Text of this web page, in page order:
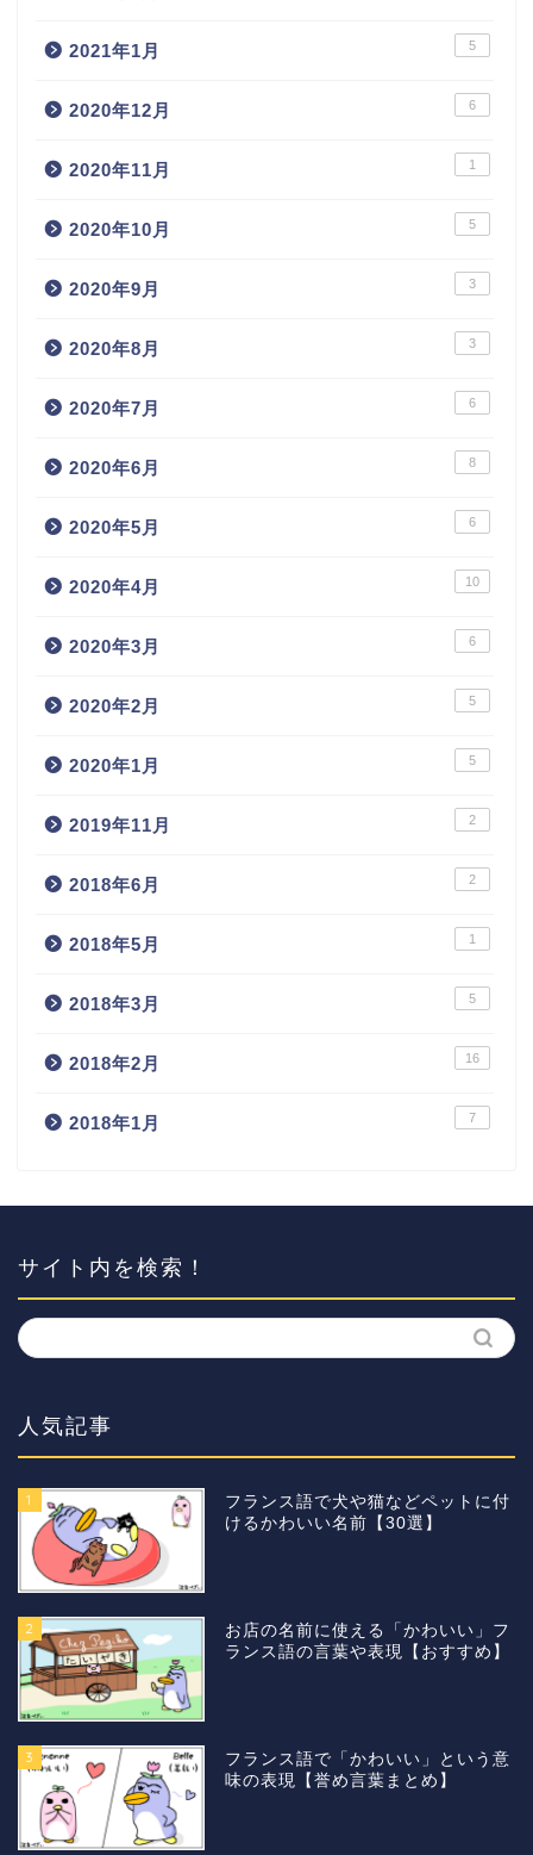
2021年1月 5
2020年12月 6
2020年11月 1
2020年10月 5
2020年9月 3
2020年8月 3
2020年7月 6
2020年6月 8
2020年5月 6
2020年4月 10
2020年3月 6
2020年2月 5
2020年1月 5
2019年11月 2
2018年6月 2
2018年5月 1
2018年3月 5
2018年2月 16
2018年1月 7
サイト内を検索！
人気記事
1
フランス語で犬や猫などペットに付
けるかわいい名前【30選】
2
お店の名前に使える「かわいい」フ
ランス語の言葉や表現【おすすめ】
3
フランス語で「かわいい」という意
味の表現【誉め言葉まとめ】